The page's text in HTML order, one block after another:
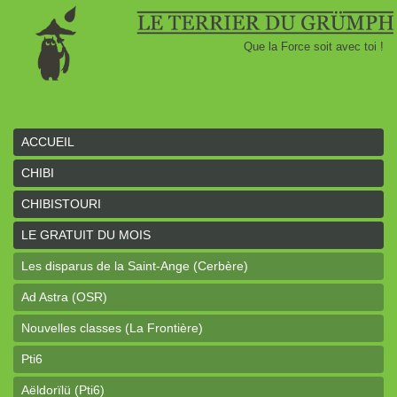
Que la Force soit avec toi !
ACCUEIL
CHIBI
CHIBISTOURI
LE GRATUIT DU MOIS
Les disparus de la Saint-Ange (Cerbère)
Ad Astra (OSR)
Nouvelles classes (La Frontière)
Pti6
Aëldorïlü (Pti6)